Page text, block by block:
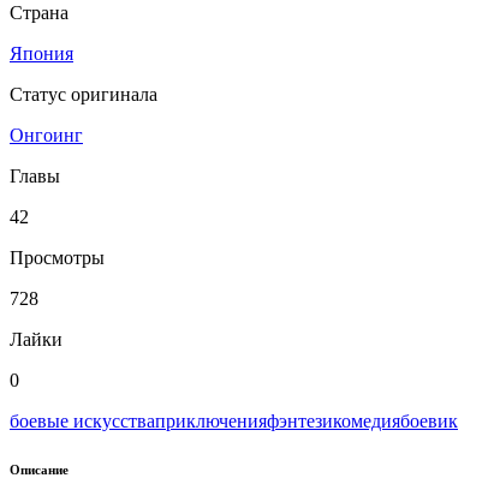
Страна
Япония
Статус оригинала
Онгоинг
Главы
42
Просмотры
728
Лайки
0
боевые искусстваприключенияфэнтезикомедиябоевик
Описание